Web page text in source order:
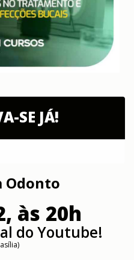
SE JÁ!
Odonto
às 20h
do Youtube!